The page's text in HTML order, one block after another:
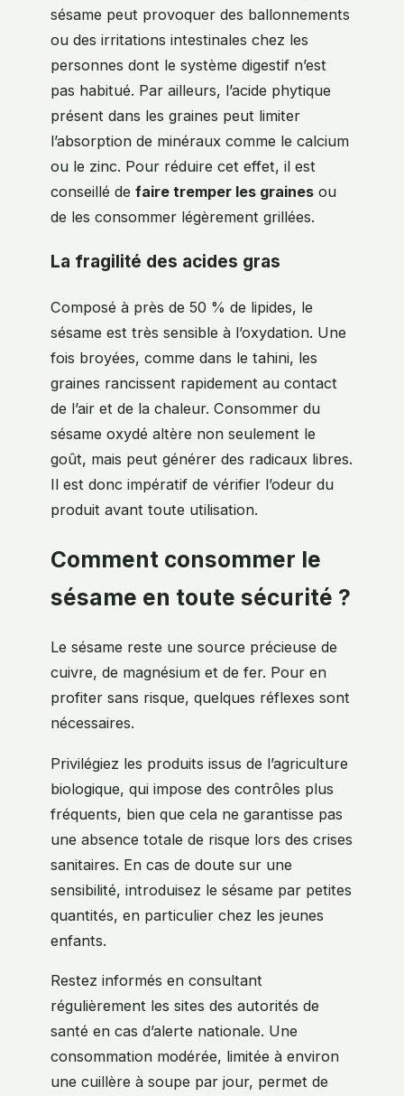
sésame peut provoquer des ballonnements
ou des irritations intestinales chez les
personnes dont le système digestif n’est
pas habitué. Par ailleurs, l’acide phytique
présent dans les graines peut limiter
l’absorption de minéraux comme le calcium
ou le zinc. Pour réduire cet effet, il est
conseillé de faire tremper les graines ou
de les consommer légèrement grillées.
La fragilité des acides gras
Composé à près de 50 % de lipides, le
sésame est très sensible à l’oxydation. Une
fois broyées, comme dans le tahini, les
graines rancissent rapidement au contact
de l’air et de la chaleur. Consommer du
sésame oxydé altère non seulement le
goût, mais peut générer des radicaux libres.
Il est donc impératif de vérifier l’odeur du
produit avant toute utilisation.
Comment consommer le
sésame en toute sécurité ?
Le sésame reste une source précieuse de
cuivre, de magnésium et de fer. Pour en
profiter sans risque, quelques réflexes sont
nécessaires.
Privilégiez les produits issus de l’agriculture
biologique, qui impose des contrôles plus
fréquents, bien que cela ne garantisse pas
une absence totale de risque lors des crises
sanitaires. En cas de doute sur une
sensibilité, introduisez le sésame par petites
quantités, en particulier chez les jeunes
enfants.
Restez informés en consultant
régulièrement les sites des autorités de
santé en cas d’alerte nationale. Une
consommation modérée, limitée à environ
une cuillère à soupe par jour, permet de